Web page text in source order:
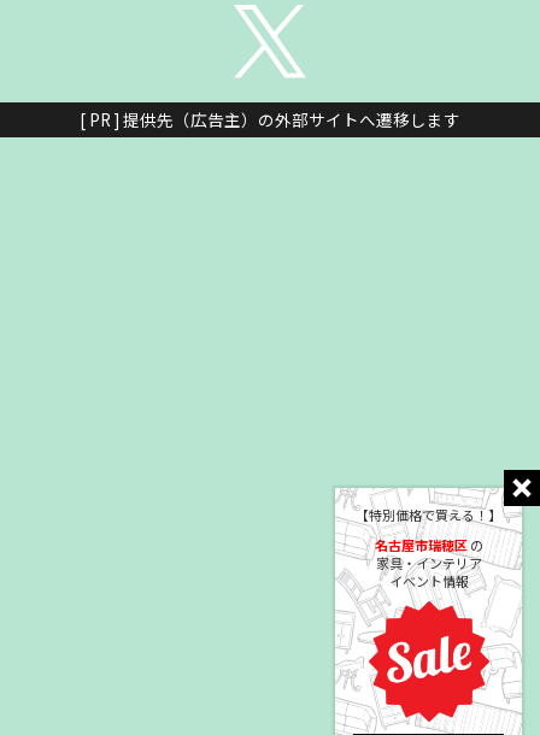
【特別価格で買える！】
名古屋市瑞穂区の
家具・インテリア
イベント情報
[ PR ] 提供先（広告主）の外部サイトへ遷移します